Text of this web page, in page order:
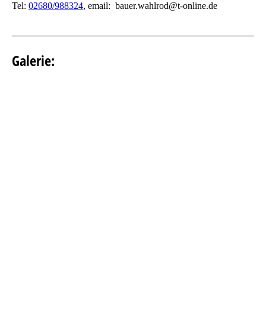
Tel: 02680/988324, email: bauer.wahlrod@t-online.de
Galerie: